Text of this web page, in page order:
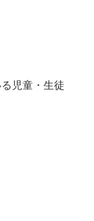
児童・生徒